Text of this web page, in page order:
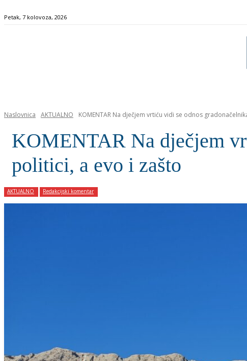
Petak, 7 kolovoza, 2026
Naslovnica AKTUALNO KOMENTAR Na dječjem vrtiću vidi se odnos
KOMENTAR Na dječjem
politici, a evo i zašto
AKTUALNO Redakcijski komentar